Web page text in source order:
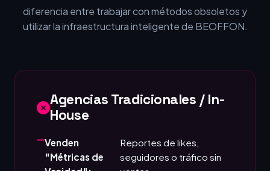
diferencia entre trabajar con métodos obsoletos y
utilizar la infraestructura inteligente de BEOFFON.
Agencias Tradicionales / In-
House
Venden
"Métricas de
Reportes de likes,
seguidores o tráfico sin